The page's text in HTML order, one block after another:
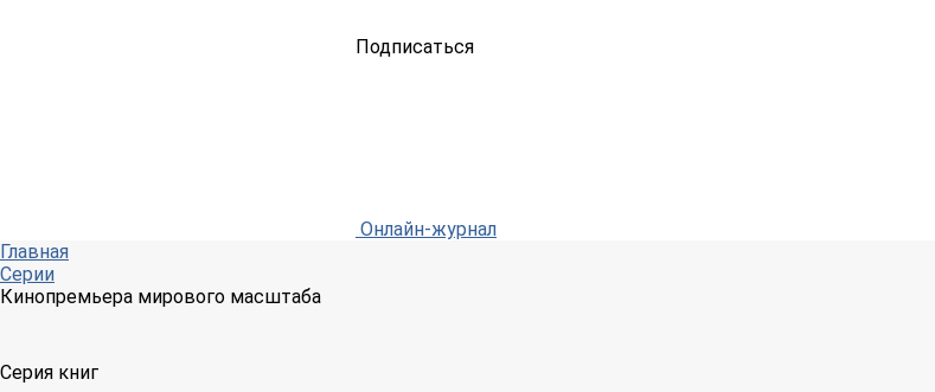
Подписаться
Онлайн-журнал
Главная
Серии
Кинопремьера мирового масштаба
Серия книг